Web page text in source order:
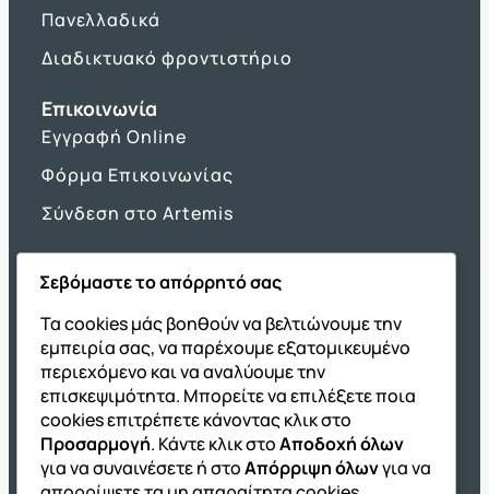
Πανελλαδικά
Διαδικτυακό φροντιστήριο
Επικοινωνία
Εγγραφή Online
Φόρμα Επικοινωνίας
Σύνδεση στο Artemis
Όμιλος ΔΙΑΚΡΟΤΗΜΑ
ΔΙΑΚΡΟΤΗΜΑ@Home
Σχολική Μελέτη After School
Εκδόσεις Καλαϊτζίδη
Franchise ΔΙΑΚΡΟΤΗΜΑ
Σεβόμαστε το απόρρητό σας
Τα cookies μάς βοηθούν να βελτιώνουμε την
εμπειρία σας, να παρέχουμε εξατομικευμένο
περιεχόμενο και να αναλύουμε την
επισκεψιμότητα. Μπορείτε να επιλέξετε ποια
cookies επιτρέπετε κάνοντας κλικ στο
Προσαρμογή. Κάντε κλικ στοΑποδοχή όλων
για να συναινέσετε ή στοΑπόρριψη όλωνγια να